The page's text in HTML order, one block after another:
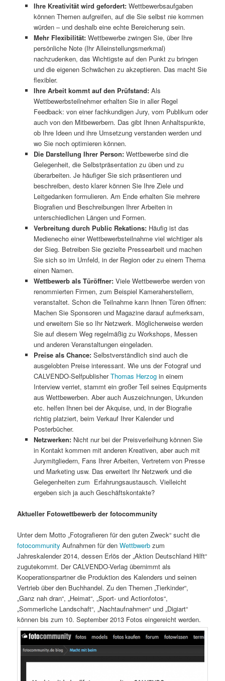
Ihre Kreativität wird gefordert: Wettbewerbsaufgaben
können Themen aufgreifen, auf die Sie selbst nie kommen
würden – und deshalb eine echte Bereicherung sein.
Mehr Flexibilität: Wettbewerbe zwingen Sie, über Ihre
persönliche Note (Ihr Alleinstellungsmerkmal)
nachzudenken, das Wichtigste auf den Punkt zu bringen
und die eigenen Schwächen zu akzeptieren. Das macht Sie
flexibler.
Ihre Arbeit kommt auf den Prüfstand: Als
Wettbewerbsteilnehmer erhalten Sie in aller Regel
Feedback: von einer fachkundigen Jury, vom Publikum oder
auch von den Mitbewerbern. Das gibt Ihnen Anhaltspunkte,
ob Ihre Ideen und ihre Umsetzung verstanden werden und
wo Sie noch optimieren können.
Die Darstellung Ihrer Person: Wettbewerbe sind die
Gelegenheit, die Selbstpräsentation zu üben und zu
überarbeiten. Je häufiger Sie sich präsentieren und
beschreiben, desto klarer können Sie Ihre Ziele und
Leitgedanken formulieren. Am Ende erhalten Sie mehrere
Biografien und Beschreibungen Ihrer Arbeiten in
unterschiedlichen Längen und Formen.
Verbreitung durch Public Rekations:Häufig ist das
Medienecho einer Wettbewerbsteilnahme viel wichtiger als
der Sieg. Betreiben Sie gezielte Pressearbeit und machen
Sie sich so im Umfeld, in der Region oder zu einem Thema
einen Namen.
Wettbewerb als Türöffner: Viele Wettbewerbe werden von
renommierten Firmen, zum Beispiel Kameraherstellern,
veranstaltet. Schon die Teilnahme kann Ihnen Türen öffnen:
Machen Sie Sponsoren und Magazine darauf aufmerksam,
und erweitern Sie so Ihr Netzwerk. Möglicherweise werden
Sie auf diesem Weg regelmäßig zu Workshops, Messen
und anderen Veranstaltungen eingeladen.
Preise als Chance: Selbstverständlich sind auch die
ausgelobten Preise interessant. Wie uns der Fotograf und
CALVENDO-SelfpublisherThomas Herzogin einem
Interview verriet, stammt ein großer Teil seines Equipments
aus Wettbewerben. Aber auch Auszeichnungen, Urkunden
etc. helfen Ihnen bei der Akquise, und, in der Biografie
richtig platziert, beim Verkauf Ihrer Kalender und
Posterbücher.
Netzwerken: Nicht nur bei der Preisverleihung können Sie
in Kontakt kommen mit anderen Kreativen, aber auch mit
Jurymitgliedern, Fans Ihrer Arbeiten, Vertretern von Presse
und Marketing usw. Das erweitert Ihr Netzwerk und die
Gelegenheiten zum Erfahrungsaustausch. Vielleicht
ergeben sich ja auch Geschäftskontakte?
Aktueller Fotowettbewerb der fotocommunity
Unter dem Motto „Fotografieren für den guten Zweck“ sucht die
fotocommunity Aufnahmen für denWettbwerb zum
Jahreskalender 2014, dessen Erlös der „Aktion Deutschland Hilft“
zugutekommt. Der CALVENDO-Verlag übernimmt als
Kooperationspartner die Produktion des Kalenders und seinen
Vertrieb über den Buchhandel. Zu den Themen „Tierkinder“,
„Ganz nah dran“, „Heimat“, „Sport- und Actionfotos“,
„Sommerliche Landschaft“, „Nachtaufnahmen“ und „Digiart“
können bis zum 10. September 2013 Fotos eingereicht werden.